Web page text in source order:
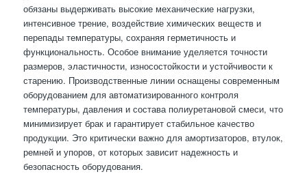
обязаны выдерживать высокие механические нагрузки,
интенсивное трение, воздействие химических веществ и
перепады температуры, сохраняя герметичность и
функциональность. Особое внимание уделяется точности
размеров, эластичности, износостойкости и устойчивости к
старению. Производственные линии оснащены современным
оборудованием для автоматизированного контроля
температуры, давления и состава полиуретановой смеси, что
минимизирует брак и гарантирует стабильное качество
продукции. Это критически важно для амортизаторов, втулок,
ремней и упоров, от которых зависит надежность и
безопасность оборудования.